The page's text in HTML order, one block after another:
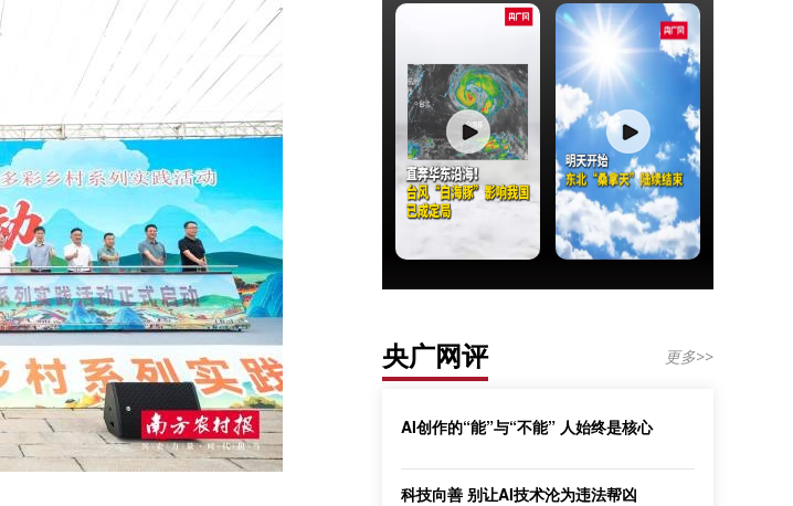
央广网评 更多>>
AI创作的“能”与“不能” 人始终是核心
科技向善 别让AI技术沦为违法帮凶